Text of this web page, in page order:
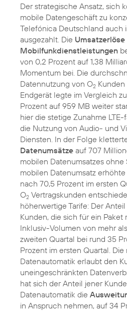
Der strategische Ansatz, sich
mobile Datengeschäft zu
Telefónica Deutschland auch
ausgezahlt. Die Umsatzerlöse
Mobilfunkdienstleistungen
von 0,2 Prozent auf 1,38
Momentum bei. Die
Datennutzung von O2 Kunden
Endgerät legte im Vergleich
Prozent auf 959 MB weiter
hier die stetige Zunahme
die Nutzung von Audio- und
Diensten. In der Folge
Datenumsätze auf 707
mobilen Datenumsatzes ohne
mobilen Datenumsatz erhöhte
nach 70,5 Prozent im ersten
O2 Vertragskunden
höherwertige Tarife: Der
Kunden, die sich für ein
Inklusiv-Volumen von mehr
zweiten Quartal bei rund 35
Prozent im ersten Quartal.
Datenautomatik erlaubt den
uneingeschränkten
hat sich der Anteil jener
Datenautomatik die
in Anspruch nehmen, auf 34